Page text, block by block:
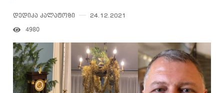
დედიკა კალატოზი 24.12.2021
4980